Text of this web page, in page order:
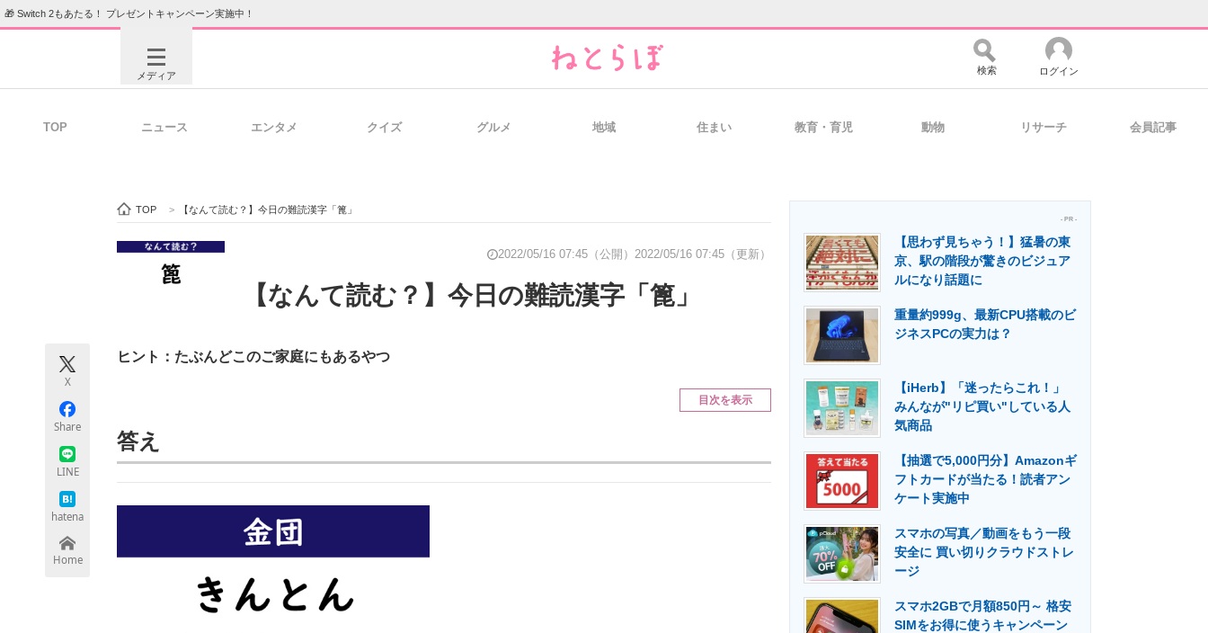
🎁 Switch 2もあたる！ プレゼントキャンペーン実施中！
メディア
ビジネスと働き方のヒント 経営リーダーのコミュニティ マーケ×ITの今がよく分かる
製造業のIT導入・活用を支援
エネルギーの専門メディア 建設×テクノロジーの最前線
検索 ログイン
TOP ニュース エンタメ クイズ グルメ 地域 住まい 教育・育児 動物 リサーチ 会員記事
TOP > 【なんて読む？】今日の難読漢字「篦」
2022/05/16 07:45（公開） 2022/05/16 07:45（更新）
【なんて読む？】今日の難読漢字「篦」
X
Share
LINE
hatena
Home
ヒント：たぶんどこのご家庭にもあるやつ
目次を表示
答え
- PR -
【思わず見ちゃう！】猛暑の東
京、駅の階段が驚きのビジュア
ルになり話題に
重量約999g、最新CPU搭載のビ
ジネスPCの実力は？
【iHerb】「迷ったらこれ！」
みんなが"リピ買い"している人
気商品
【抽選で5,000円分】Amazonギ
フトカードが当たる！読者アン
ケート実施中
スマホの写真／動画をもう一段
安全に 買い切りクラウドストレ
ージ
スマホ2GBで月額850円～ 格安
SIMをお得に使うキャンペーン